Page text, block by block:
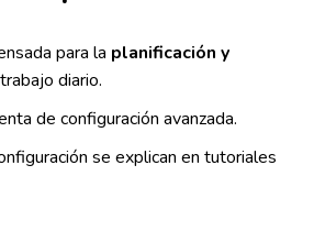
para la planificación y
diario.
de configuración avanzada.
se explican en tutoriales